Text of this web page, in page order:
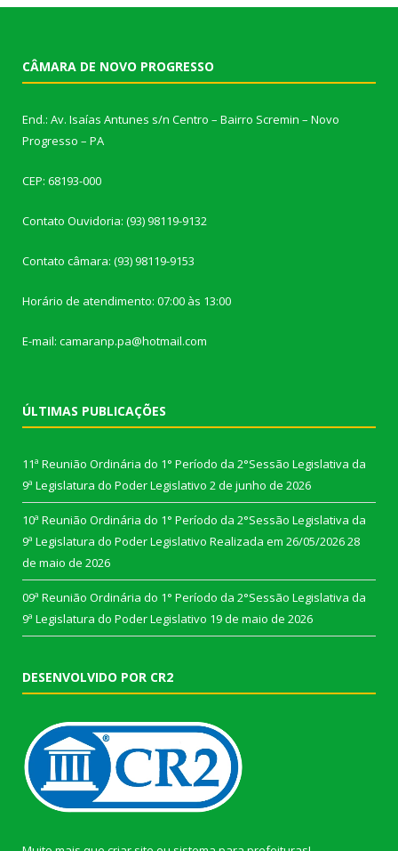
CÂMARA DE NOVO PROGRESSO
End.: Av. Isaías Antunes s/n Centro – Bairro Scremin – Novo
Progresso – PA
CEP: 68193-000
Contato Ouvidoria: (93) 98119-9132
Contato câmara: (93) 98119-9153
Horário de atendimento: 07:00 às 13:00
E-mail: camaranp.pa@hotmail.com
ÚLTIMAS PUBLICAÇÕES
11ª Reunião Ordinária do 1° Período da 2°Sessão Legislativa da
9ª Legislatura do Poder Legislativo 2 de junho de 2026
10ª Reunião Ordinária do 1° Período da 2°Sessão Legislativa da
9ª Legislatura do Poder Legislativo Realizada em 26/05/202628
de maio de 2026
09ª Reunião Ordinária do 1° Período da 2°Sessão Legislativa da
9ª Legislatura do Poder Legislativo 19 de maio de 2026
DESENVOLVIDO POR CR2